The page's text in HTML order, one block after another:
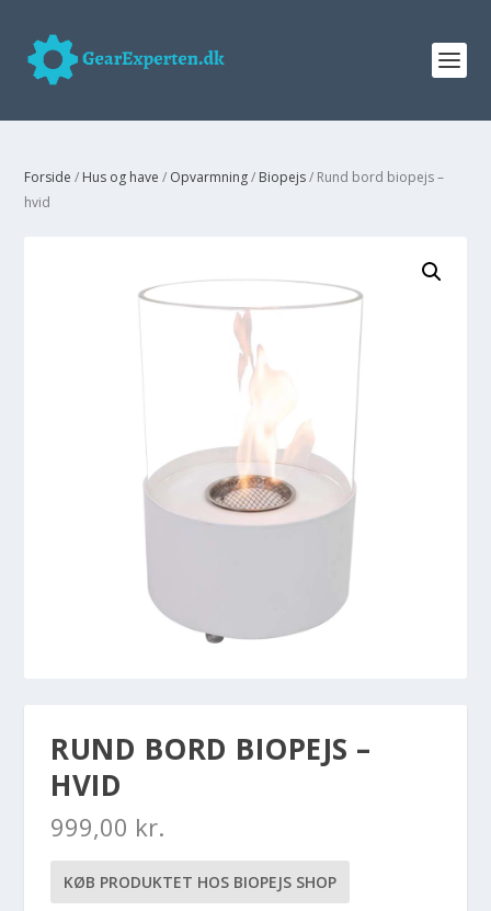
Forside / Hus og have / Opvarmning/ Biopejs/ Rund bord biopejs –
hvid
RUND BORD BIOPEJS –
HVID
999,00 kr.
KØB PRODUKTET HOS BIOPEJS SHOP